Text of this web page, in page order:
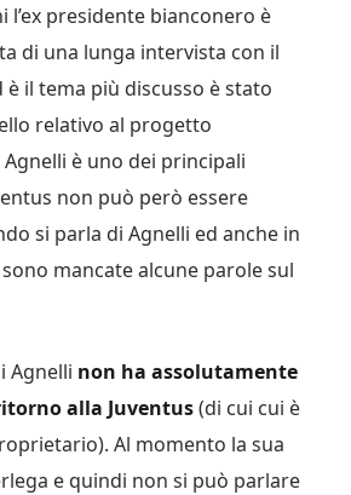
presidente bianconero è
di una lunga intervista con il
è il tema più discusso è stato
relativo al progetto
Agnelli è uno dei principali
non può però essere
si parla di Agnelli ed anche in
mancate alcune parole sul
Agnelli non ha assolutamente
alla Juventus(di cui cui è
Al momento la sua
e quindi non si può parlare